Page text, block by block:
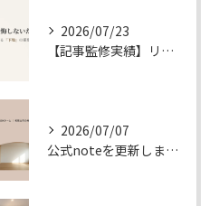
2026/07/23
【記事監修実績】リフォーム専門メディア「&リフォーム」の漆喰壁記事を監修しました
2026/07/07
公式noteを更新しました